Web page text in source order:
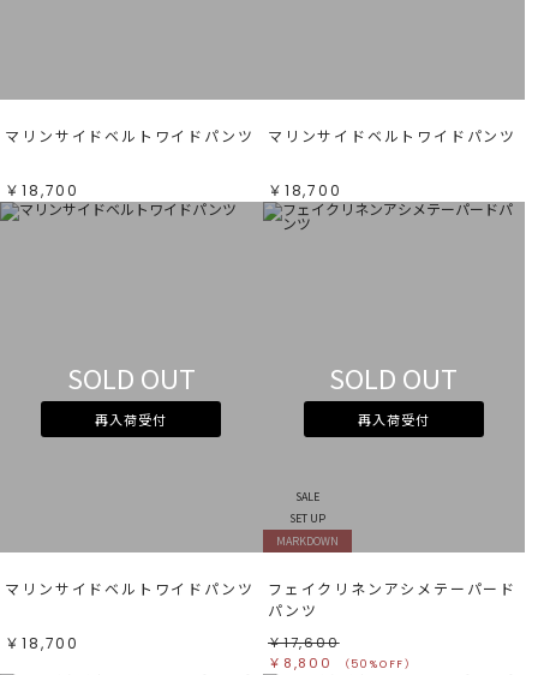
マリンサイドベルトワイドパンツ
￥18,700
マリンサイドベルトワイドパンツ
￥18,700
SOLD OUT
再入荷受付
マリンサイドベルトワイドパンツ
￥18,700
SOLD OUT
再入荷受付
SALE
SET UP
MARKDOWN
フェイクリネンアシメテーパード
パンツ
￥17,600
￥8,800
（50%OFF）